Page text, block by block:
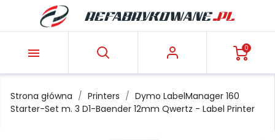
 0
Strona główna Printers
Dymo LabelManager 160
Starter-Set m. 3 D1-Baender 12mm Qwertz - Label Printer